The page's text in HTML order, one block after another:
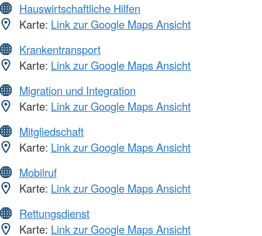
Hauswirtschaftliche Hilfen
Karte: Link zur Google Maps Ansicht
Krankentransport
Karte: Link zur Google Maps Ansicht
Migration und Integration
Karte: Link zur Google Maps Ansicht
Mitgliedschaft
Karte: Link zur Google Maps Ansicht
Mobilruf
Karte: Link zur Google Maps Ansicht
Rettungsdienst
Karte: Link zur Google Maps Ansicht